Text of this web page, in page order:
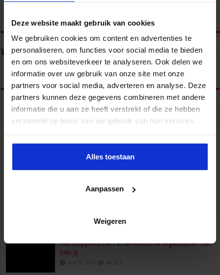
Deze website maakt gebruik van cookies
We gebruiken cookies om content en advertenties te
personaliseren, om functies voor social media te bieden
en om ons websiteverkeer te analyseren. Ook delen we
informatie over uw gebruik van onze site met onze
partners voor social media, adverteren en analyse. Deze
partners kunnen deze gegevens combineren met andere
informatie die u aan ze heeft verstrekt of die ze hebben
verzameld op basis van uw gebruik van hun services.
Alles toestaan
Aanpassen
Weigeren
Volg ons via
Recent Tags
nat?
juni 23, 2022 96,556
maart 24, 2021 73,693
Het kloppend hart in de moderne organisatie? Dat
ben jij…